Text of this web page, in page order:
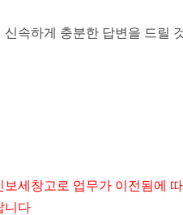
속하게 충분한 답변을 드릴
보세창고로 업무가 이전됨에
니다